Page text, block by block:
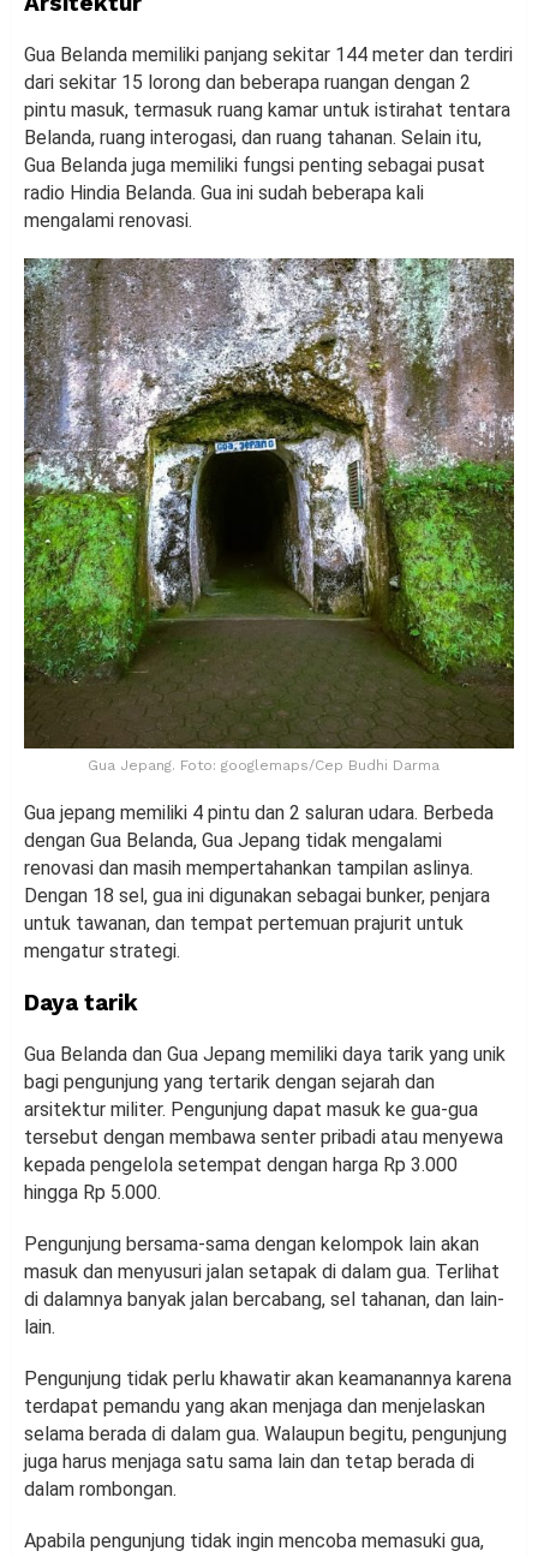
Gua Belanda memiliki panjang sekitar 144 meter dan terdiri
dari sekitar 15 lorong dan beberapa ruangan dengan 2
pintu masuk, termasuk ruang kamar untuk istirahat tentara
Belanda, ruang interogasi, dan ruang tahanan. Selain itu,
Gua Belanda juga memiliki fungsi penting sebagai pusat
radio Hindia Belanda. Gua ini sudah beberapa kali
mengalami renovasi.
Gua Jepang. Foto: googlemaps/Cep Budhi Darma
Gua jepang memiliki 4 pintu dan 2 saluran udara. Berbeda
dengan Gua Belanda, Gua Jepang tidak mengalami
renovasi dan masih mempertahankan tampilan aslinya.
Dengan 18 sel, gua ini digunakan sebagai bunker, penjara
untuk tawanan, dan tempat pertemuan prajurit untuk
mengatur strategi.
Daya tarik
Gua Belanda dan Gua Jepang memiliki daya tarik yang unik
bagi pengunjung yang tertarik dengan sejarah dan
arsitektur militer. Pengunjung dapat masuk ke gua-gua
tersebut dengan membawa senter pribadi atau menyewa
kepada pengelola setempat dengan harga Rp 3.000
hingga Rp 5.000.
Pengunjung bersama-sama dengan kelompok lain akan
masuk dan menyusuri jalan setapak di dalam gua. Terlihat
di dalamnya banyak jalan bercabang, sel tahanan, dan lain-
lain.
Pengunjung tidak perlu khawatir akan keamanannya karena
terdapat pemandu yang akan menjaga dan menjelaskan
selama berada di dalam gua. Walaupun begitu, pengunjung
juga harus menjaga satu sama lain dan tetap berada di
dalam rombongan.
Apabila pengunjung tidak ingin mencoba memasuki gua,